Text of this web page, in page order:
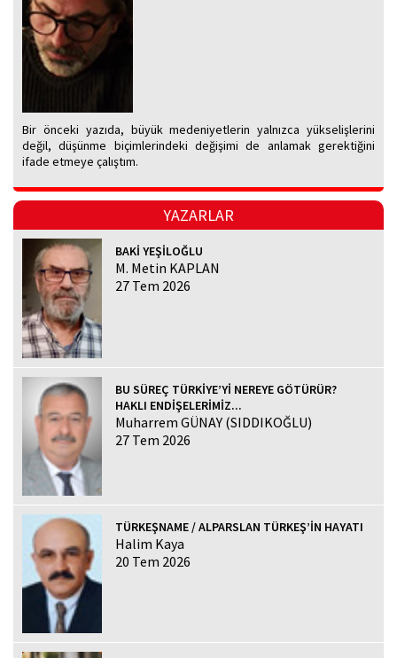
Bir önceki yazıda, büyük medeniyetlerin yalnızca yükselişlerini
değil, düşünme biçimlerindeki değişimi de anlamak gerektiğini
ifade etmeye çalıştım.
YAZARLAR
BAKİ YEŞİLOĞLU
M. Metin KAPLAN
27 Tem 2026
BU SÜREÇ TÜRKİYE’Yİ NEREYE GÖTÜRÜR?
HAKLI ENDİŞELERİMİZ...
Muharrem GÜNAY (SIDDIKOĞLU)
27 Tem 2026
TÜRKEŞNAME / ALPARSLAN TÜRKEŞ’İN HAYATI
Halim Kaya
20 Tem 2026